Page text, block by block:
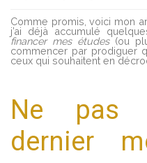
Comme promis, voici mon
j’ai déjà accumulé
financer mes études(ou
commencer par prodiguer
ceux qui souhaitent en
Ne pas
dernier